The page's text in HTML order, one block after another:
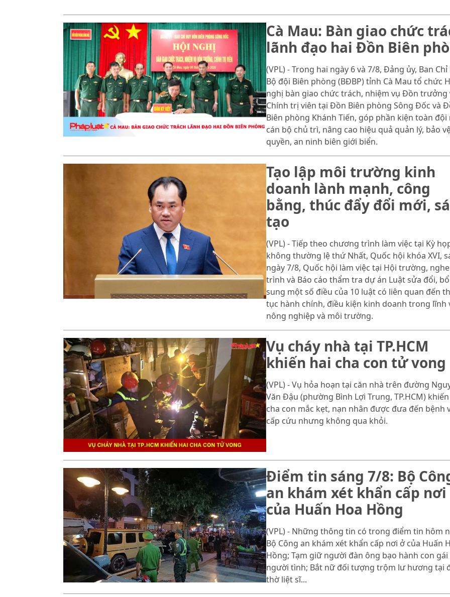
Cà Mau: Bàn giao chức
lãnh đạo hai Đồn Biên
(VPL) - Trong hai ngày 6 và 7/8, Đảng ủy, Ban Chỉ
Bộ đội Biên phòng (BĐBP) tỉnh Cà Mau tổ chức
nghị bàn giao chức trách, nhiệm vụ Đồn trưởng
Chính trị viên tại Đồn Biên phòng Sông Đốc và
Biên phòng Khánh Tiến, góp phần kiện toàn đội
cán bộ chủ trì, nâng cao hiệu quả quản lý, bảo
quyền, an ninh biên giới biển.
Tạo lập môi trường kinh
doanh lành mạnh, công
bằng, thúc đẩy đổi mới,
tạo
(VPL) - Tiếp theo chương trình làm việc tại Kỳ
không thường lệ thứ Nhất, Quốc hội khóa XVI,
ngày 7/8, Quốc hội làm việc tại Hội trường, nghe
trình và Báo cáo thẩm tra dự án Luật sửa đổi, bổ
sung một số điều của 10 luật có liên quan đến
tục hành chính, điều kiện kinh doanh trong lĩnh
nông nghiệp và môi trường.
Vụ cháy nhà tại TP.HCM
khiến hai cha con tử vong
(VPL) - Vụ hỏa hoạn tại căn nhà trên đường
Văn Đậu (phường Bình Lợi Trung, TP.HCM)
cha con mắc kẹt, nạn nhân được đưa đến bệnh
cấp cứu nhưng không qua khỏi.
Điểm tin sáng 7/8: Bộ
an khám xét khẩn cấp nơi
của Huấn Hoa Hồng
(VPL) - Những thông tin có trong điểm tin hôm
Bộ Công an khám xét khẩn cấp nơi ở của Huấn
Hồng; Tạm giữ người đàn ông bạo hành con gái
người tình; Bắt nữ đối tượng trộm lư hương tại
thờ liệt sĩ...